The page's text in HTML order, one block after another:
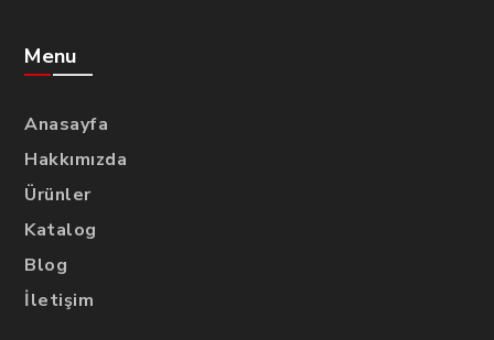
Menu
Anasayfa
Hakkımızda
Ürünler
Katalog
Blog
İletişim